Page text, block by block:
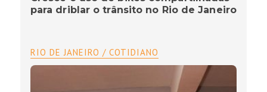
para driblar o trânsito no Rio de Janeiro
RIO DE JANEIRO / COTIDIANO